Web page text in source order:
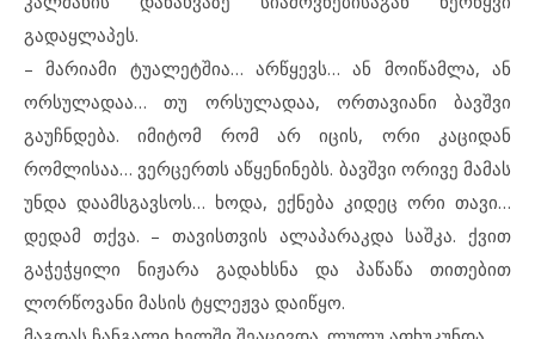
გადაყლაპეს.
– მარიამი ტუალეტშია… არწყევს… ან მოიწამლა, ან
ორსულადაა… თუ ორსულადაა, ორთავიანი ბავშვი
გაუჩნდება. იმიტომ რომ არ იცის, ორი კაციდან
რომლისაა… ვერცერთს აწყენინებს. ბავშვი ორივე მამას
უნდა დაამსგავსოს… ხოდა, ექნება კიდეც ორი თავი…
დედამ თქვა. – თავისთვის ალაპარაკდა საშკა. ქვით
გაჭეჭყილი ნიჟარა გადახსნა და პაწაწა თითებით
ლორწოვანი მასის ტყლეჟვა დაიწყო.